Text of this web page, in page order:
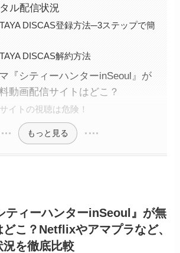
ル配信状況
DISCAS登録方法─3ステップで簡
DISCAS解約方法
『シティーハンターinSeoul』が
動画配信サイトはどこ？
イトの視聴は危険！
もっと見る
ティーハンターinSeoul』が無
こ？Netflixやアマプラなど、
を徹底比較